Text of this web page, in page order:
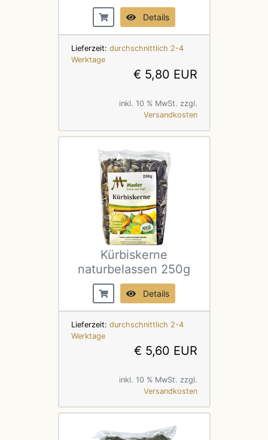
Details
Lieferzeit: durchschnittlich 2-4
Werktage
€ 5,80 EUR
inkl. 10 % MwSt. zzgl.
Versandkosten
Kürbiskerne
naturbelassen 250g
Details
Lieferzeit: durchschnittlich 2-4
Werktage
€ 5,60 EUR
inkl. 10 % MwSt. zzgl.
Versandkosten